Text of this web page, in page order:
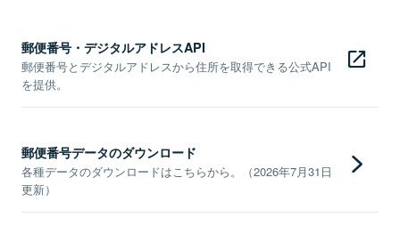
郵便番号・デジタルアドレスAPI
郵便番号とデジタルアドレスから住所を取得できる公式API
を提供。
郵便番号データのダウンロード
各種データのダウンロードはこちらから。（2026年7月31日
更新）